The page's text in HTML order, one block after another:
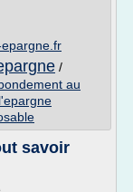
/
au
savoir